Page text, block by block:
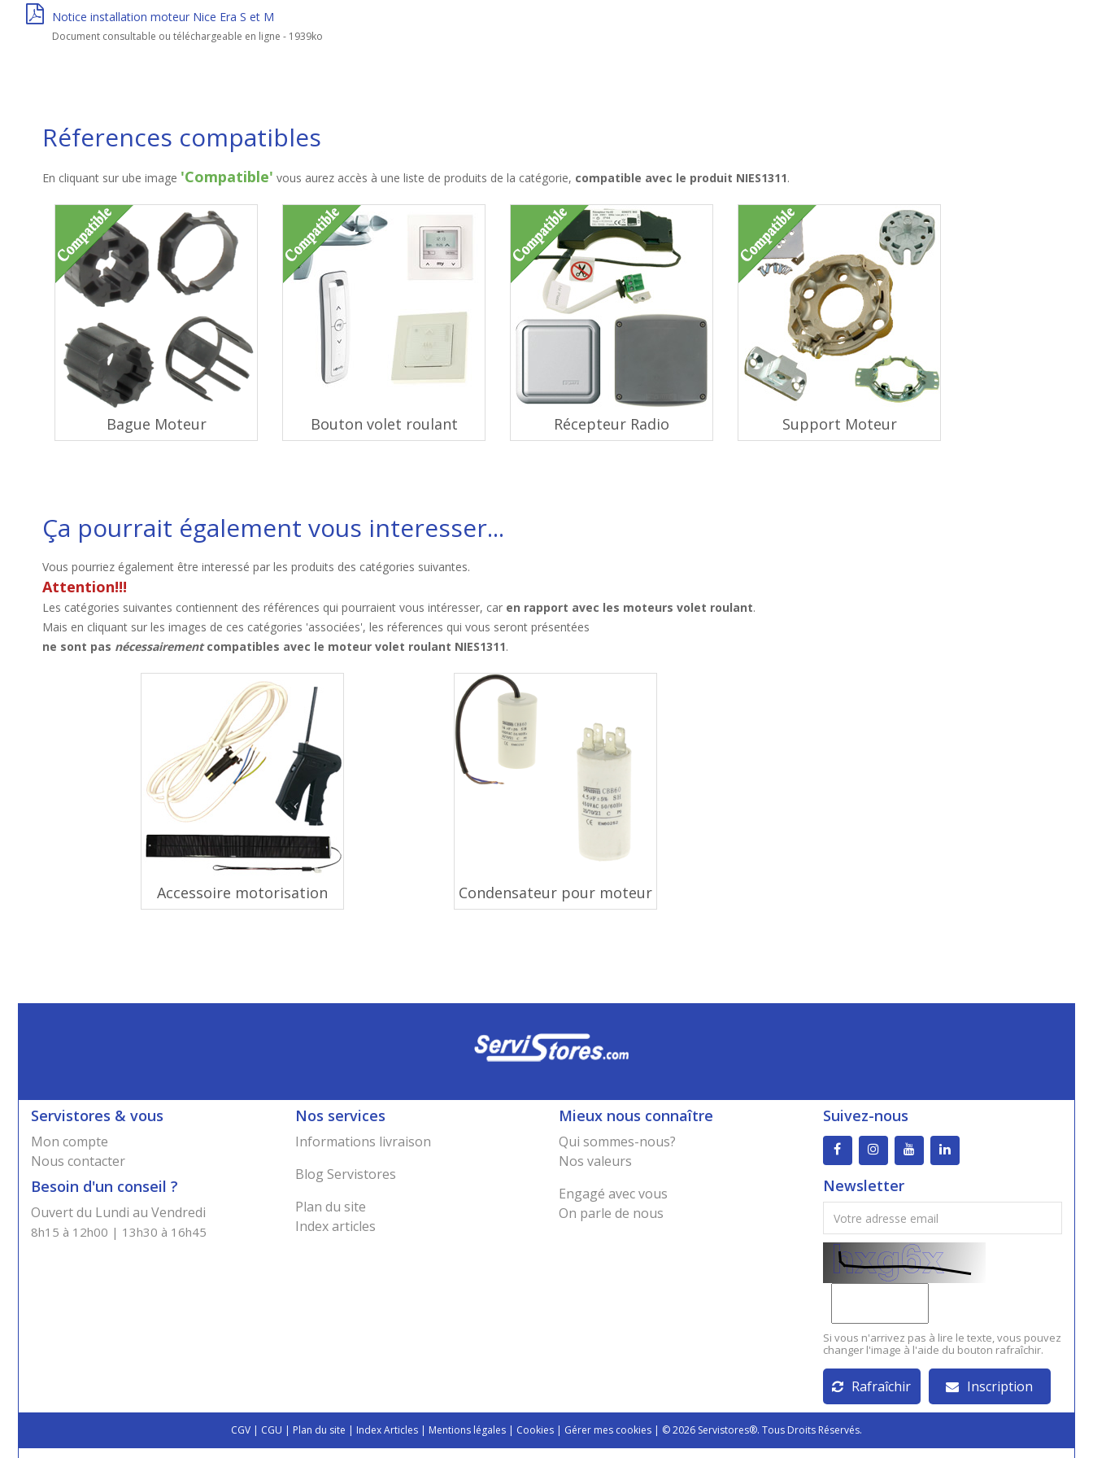
Notice installation moteur Nice Era S et M
Document consultable ou téléchargeable en ligne - 1939ko
Réferences compatibles
En cliquant sur ube image 'Compatible' vous aurez accès à une liste de produits de la catégorie, compatible avec le produit NIES1311.
Bague Moteur Bouton volet roulant Récepteur Radio Support Moteur
Ça pourrait également vous interesser...
Vous pourriez également être interessé par les produits des catégories suivantes.
Attention!!!
Les catégories suivantes contiennent des références qui pourraient vous intéresser, car en rapport avec les moteurs volet roulant.
Mais en cliquant sur les images de ces catégories 'associées', les réferences qui vous seront présentées
ne sont pas nécessairementcompatibles avec le moteur volet roulant NIES1311.
Accessoire motorisation Condensateur pour moteur
Servistores & vous
Mon compte
Nous contacter
Besoin d'un conseil ?
Ouvert du Lundi au Vendredi
8h15 à 12h00 | 13h30 à 16h45
Nos services
Informations livraison
Blog Servistores
Plan du site
Index articles
Mieux nous connaître
Qui sommes-nous?
Nos valeurs
Engagé avec vous
On parle de nous
Suivez-nous
Newsletter
Si vous n'arrivez pas à lire le texte, vous pouvez
changer l'image à l'aide du bouton rafraîchir.
Rafraîchir Inscription
CGV | CGU | Plan du site | Index Articles | Mentions légales | Cookies | Gérer mes cookies | © 2026 Servistores®. Tous Droits Réservés.